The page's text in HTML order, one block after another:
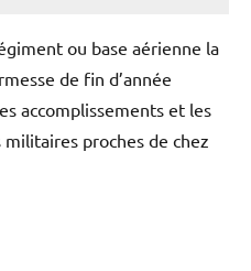
ou base aérienne la
de fin d’année
accomplissements et les
militaires proches de chez